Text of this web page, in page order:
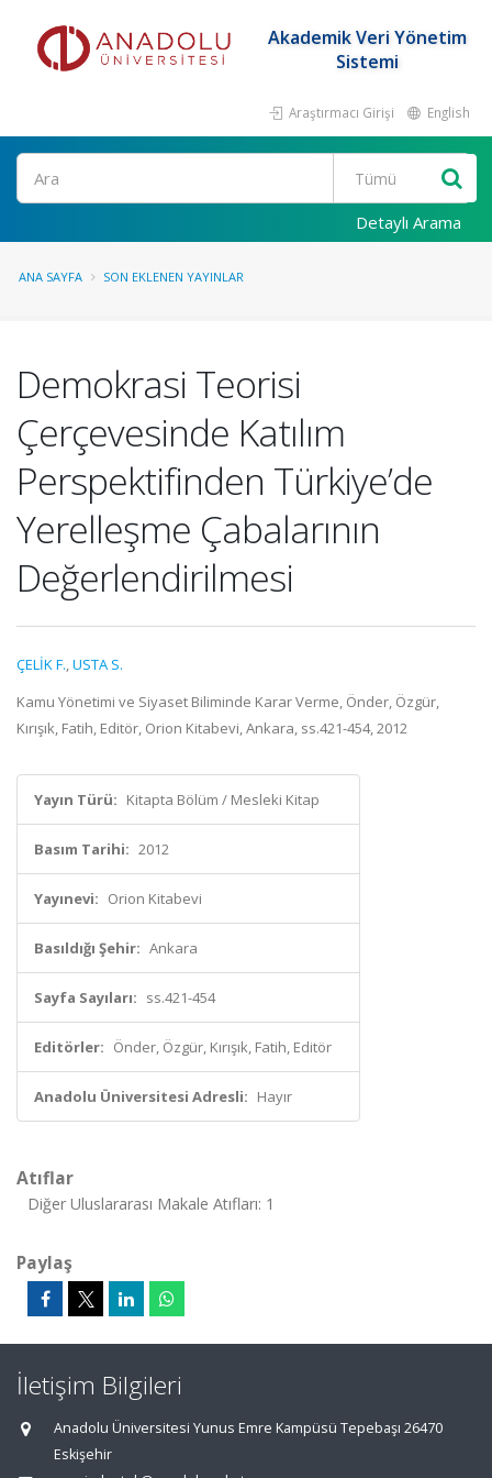
Akademik Veri Yönetim
Sistemi
Araştırmacı Girişi English
Ara
Detaylı Arama
ANA SAYFA SON EKLENEN YAYINLAR
Demokrasi Teorisi
Çerçevesinde Katılım
Perspektifinden Türkiye’de
Yerelleşme Çabalarının
Değerlendirilmesi
ÇELİK F.,USTA S.
Kamu Yönetimi ve Siyaset Biliminde Karar Verme, Önder, Özgür,
Kırışık, Fatih, Editör, Orion Kitabevi, Ankara, ss.421-454, 2012
Yayın Türü: Kitapta Bölüm / Mesleki Kitap
Basım Tarihi: 2012
Yayınevi: Orion Kitabevi
Basıldığı Şehir: Ankara
Sayfa Sayıları: ss.421-454
Editörler: Önder, Özgür, Kırışık, Fatih, Editör
Anadolu Üniversitesi Adresli: Hayır
Atıflar
Diğer Uluslararası Makale Atıfları: 1
Paylaş
İletişim Bilgileri
Anadolu Üniversitesi Yunus Emre Kampüsü Tepebaşı 26470
Eskişehir